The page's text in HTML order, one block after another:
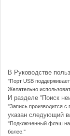
В Руководстве
"Порт USB
Желательно
И разделе “Поиск
"Запись производится
указан следующий
"Подключенный флэш
более."